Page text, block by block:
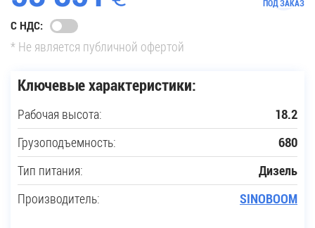
Запчасти
Услуги
О компании
Контакты
Ключевые характеристики:
Рабочая высота: 18.2
Грузоподъемность: 680
Тип питания: Дизель
Производитель: SINOBOOM
ПОД ЗАКАЗ
С НДС:
* Не является публичной офертой